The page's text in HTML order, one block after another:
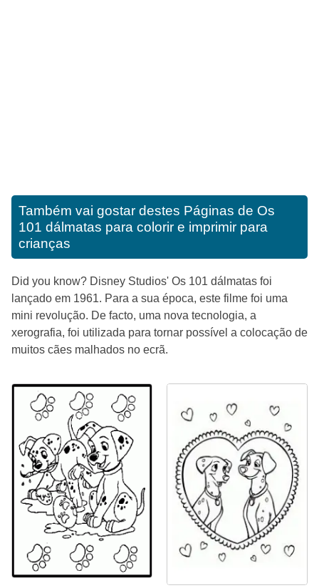
Também vai gostar destes Páginas de Os
101 dálmatas para colorir e imprimir para
crianças
Did you know? Disney Studios' Os 101 dálmatas foi
lançado em 1961. Para a sua época, este filme foi uma
mini revolução. De facto, uma nova tecnologia, a
xerografia, foi utilizada para tornar possível a colocação de
muitos cães malhados no ecrã.